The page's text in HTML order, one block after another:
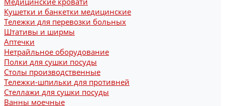
Кушетки и банкетки медицинские
Тележки для перевозки больных
Штативы и ширмы
Аптечки
Нетрайльное оборудование
Полки для сушки посуды
Столы производственные
Тележки-шпильки для противней
Стеллажи для сушки посуды
Ванны моечные